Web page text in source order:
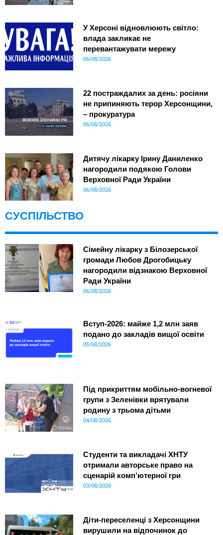
У Херсоні відновлюють світло:
влада закликає не
перевантажувати мережу
06/08/2026
22 постраждалих за день: росіяни
не припиняють терор Херсонщини,
– прокуратура
06/08/2026
Дитячу лікарку Ірину Даниленко
нагородили подякою Голови
Верховної Ради України
06/08/2026
СУСПІЛЬСТВО
Сімейну лікарку з Білозерської
громади Любов Дрогобицьку
нагородили відзнакою Верховної
Ради України
06/08/2026
Вступ-2026: майже 1,2 млн заяв
подано до закладів вищої освіти
05/08/2026
Під прикриттям мобільно-вогневої
групи з Зеленівки врятували
родину з трьома дітьми
04/08/2026
Студенти та викладачі ХНТУ
отримали авторське право на
сценарій комп’ютерної гри
03/08/2026
Діти-переселенці з Херсонщини
вирушили на відпочинок до